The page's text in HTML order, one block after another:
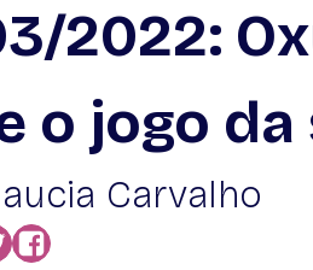
2022:
o jogo da
Carvalho